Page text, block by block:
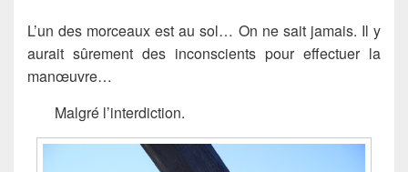
L’un des morceaux est au sol… On ne sait jamais. Il y
aurait sûrement des inconscients pour effectuer la
manœuvre…
Malgré l’interdiction.